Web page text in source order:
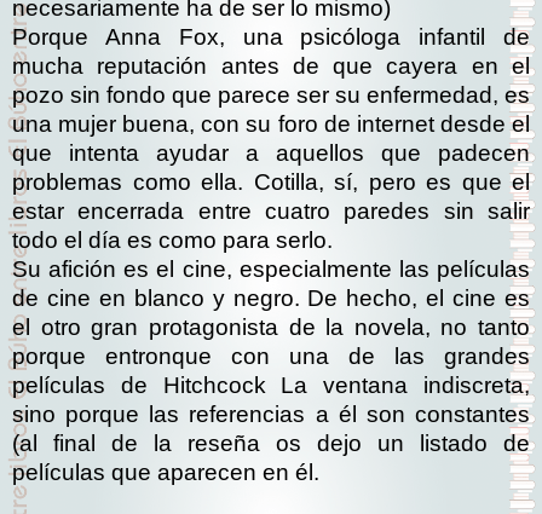
necesariamente ha de ser lo mismo)
Porque Anna Fox, una psicóloga infantil de
mucha reputación antes de que cayera en el
pozo sin fondo que parece ser su enfermedad, es
una mujer buena, con su foro de internet desde el
que intenta ayudar a aquellos que padecen
problemas como ella. Cotilla, sí, pero es que el
estar encerrada entre cuatro paredes sin salir
todo el día es como para serlo.
Su afición es el cine, especialmente las películas
de cine en blanco y negro. De hecho, el cine es
el otro gran protagonista de la novela, no tanto
porque entronque con una de las grandes
películas de Hitchcock La ventana indiscreta,
sino porque las referencias a él son constantes
(al final de la reseña os dejo un listado de
películas que aparecen en él.